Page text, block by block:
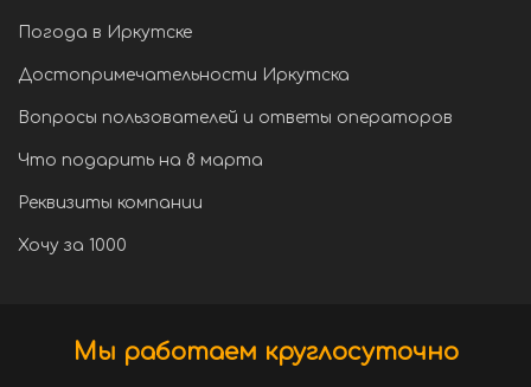
Погода в Иркутске
Достопримечательности Иркутска
Вопросы пользователей и ответы операторов
Что подарить на 8 марта
Реквизиты компании
Хочу за 1000
Мы работаем круглосуточно